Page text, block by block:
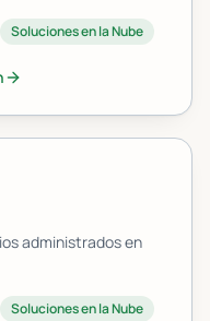
Soluciones en la Nube
administrados en
Soluciones en la Nube